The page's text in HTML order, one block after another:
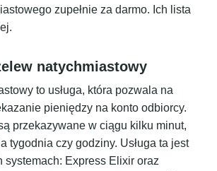
zupełnie za darmo. Ich lista
natychmiastowy
to usługa, która pozwala na
pieniędzy na konto odbiorcy.
przekazywane w ciągu kilku minut,
tygodnia czy godziny. Usługa ta jest
systemach: Express Elixir oraz